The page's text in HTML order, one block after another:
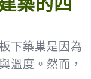
下築巢是因為
溫度。然而，